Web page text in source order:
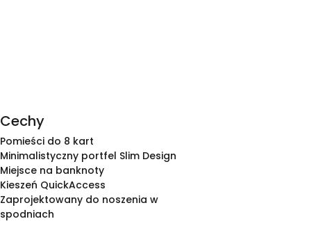
Cechy
Pomieści do 8 kart
Minimalistyczny portfel Slim Design
Miejsce na banknoty
Kieszeń QuickAccess
Zaprojektowany do noszenia w
spodniach